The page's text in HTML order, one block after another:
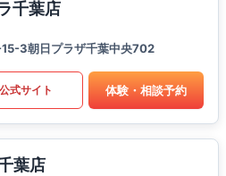
千葉店
3朝日プラザ千葉中央702
公式サイト 体験・相談予約
葉店